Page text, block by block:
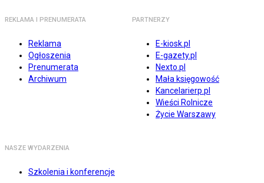
REKLAMA I PRENUMERATA
Reklama
Ogłoszenia
Prenumerata
Archiwum
PARTNERZY
E-kiosk.pl
E-gazety.pl
Nexto.pl
Mała księgowość
Kancelarierp.pl
Wieści Rolnicze
Życie Warszawy
NASZE WYDARZENIA
Szkolenia i konferencje